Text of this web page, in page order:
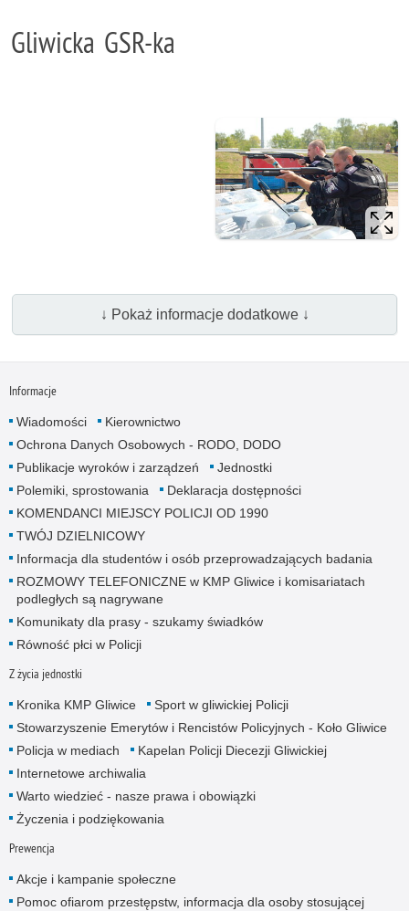
Gliwicka GSR-ka
↓ Pokaż informacje dodatkowe ↓
Informacje
Wiadomości
Kierownictwo
Ochrona Danych Osobowych - RODO, DODO
Publikacje wyroków i zarządzeń
Jednostki
Polemiki, sprostowania
Deklaracja dostępności
KOMENDANCI MIEJSCY POLICJI OD 1990
TWÓJ DZIELNICOWY
Informacja dla studentów i osób przeprowadzających badania
ROZMOWY TELEFONICZNE w KMP Gliwice i komisariatach
podległych są nagrywane
Komunikaty dla prasy - szukamy świadków
Równość płci w Policji
Z życia jednostki
Kronika KMP Gliwice
Sport w gliwickiej Policji
Stowarzyszenie Emerytów i Rencistów Policyjnych - Koło Gliwice
Policja w mediach
Kapelan Policji Diecezji Gliwickiej
Internetowe archiwalia
Warto wiedzieć - nasze prawa i obowiązki
Życzenia i podziękowania
Prewencja
Akcje i kampanie społeczne
Pomoc ofiarom przestępstw, informacja dla osoby stosującej